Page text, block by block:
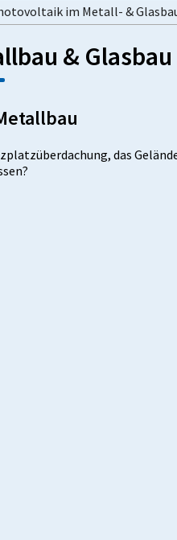
im Metall- &
& Glasbau
das